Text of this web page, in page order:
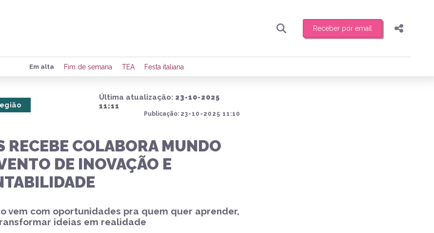
Receber por email
Preencha seus dados para receber toda sexta-feira de manhã o resumo
de eventos e notícias da região.
Compartilhar
Em alta Fim de semana TEA Festa italiana
Última atualização: 23-10-2025
11:11
Publicação: 23-10-2025 11:10
RECEBE COLABORA MUNDO
DE INOVAÇÃO E
vem com oportunidades pra quem quer aprender,
ideias em realidade